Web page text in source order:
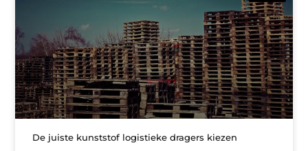
De juiste kunststof logistieke dragers kiezen